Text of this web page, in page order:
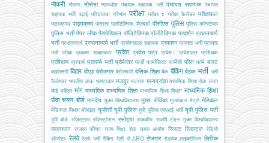
नौकरी नौसना नौसेना न्यायधीश पंचयात सहायक भर्ती पंचायत सहायक पंचायत
सहायक भर्ती पढ़ाई परिचालक परिणाम परीक्षा परीक्षा z परीक्षा कैलेंडर परीक्षाफल
पाठयक्रम पाठ्यक्रम पात्रता पालीटेक्निक पीएचडी पीसीएस पुलिस पुलिस कॉन्स्टेबल
पुलिस भर्ती पेपर लीक पैरामेडिकल पॉलिटेक्निक पॉलीटेक्निक प्रदर्शन प्रधानचार्य
भर्ती प्रधानाचार्य प्रधानाचार्य भर्ती प्रयोगशाला सहायक प्रवक्ता प्रवक्ता भर्ती प्रवक्ता
भर्ती परीक्षा
प्रवक्ता साक्षात्कार प्रवेश प्रवेश पत्र प्रवेश। प्रवेशपत्र प्रशिक्षक
प्रशिक्षण प्राचार्य प्राचार्य भर्ती प्रोफेसर फर्जी फार्मासिस्ट फार्मेसी फीस फॉर्म बजट
बर्खास्तगी बिहार बीएड बेरोजगार बेरोजगारी बेसिक शिक्षा बैंक बैंकिंग बैठक भर्ती भर्ती
कैलेण्डर भारतीय डाक भ्रष्टाचार मजदूर मदरसा मध्यप्रदेश मध्यमिक शिक्षा सेवा चयन
बोर्ड महिला मांग माध्यमिक माध्यमिक शिक्षा माध्यमिक शिक्षा विभाग माध्यमिक शिक्षा
सेवा चयन बोर्ड मानदेय मुक्त विश्वविद्यालय मुख्य सेविका मूल्यांकन मेट्रो मेडिकल
मेडिकल विभाग मोबाइल यूजीसी यूपी पुलिस यूपी पुलिस एसआई भर्ती यूपी पुलिस भर्ती
यूपी बोर्ड रजिस्ट्रार रजिस्ट्रेशन रसोइया राजकीय राजर्षि टंडन मुक्त विश्वविद्यालय
राजस्थान राजस्व परिषद राज्य शिक्षा सेवा चयन आयोग रिजल्ट रिजल्ट्स
रेडियो
ऑपरेटर रेलवे रेलवे भर्ती रैंकिंग रैली रो-ARO रोजगार रोडवेज लाइब्रेरियन लिपिक